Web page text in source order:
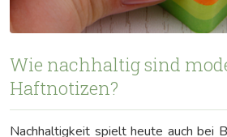
Wie nachhaltig sind
Haftnotizen?
Nachhaltigkeit spielt heute auch bei